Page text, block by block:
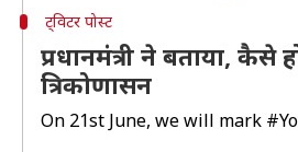
ट्विटर पोस्ट
प्रधानमंत्री ने बताया, कैसे
त्रिकोणासन
On 21st June, we will mark